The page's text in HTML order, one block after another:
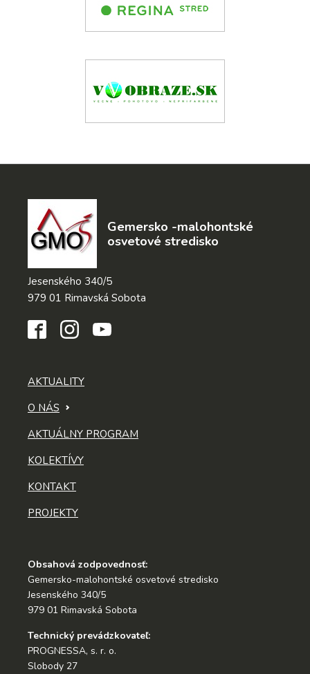
Gemersko -malohontské
osvetové stredisko
Jesenského 340/5
979 01 Rimavská Sobota
AKTUALITY
O NÁS
AKTUÁLNY PROGRAM
KOLEKTÍVY
KONTAKT
PROJEKTY
Obsahová zodpovednosť:
Gemersko-malohontské osvetové stredisko
Jesenského 340/5
979 01 Rimavská Sobota
Technický prevádzkovateľ:
PROGNESSA, s. r. o.
Slobody 27